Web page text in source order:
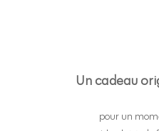
Un cadeau
pour un